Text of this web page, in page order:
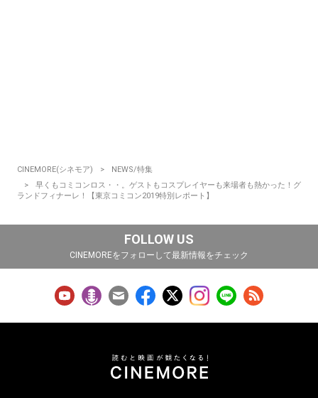
CINEMORE(シネモア)
NEWS/特集
早くもコミコンロス・・。ゲストもコスプレイヤーも来場者も熱かった！グ
ランドフィナーレ！【東京コミコン2019特別レポート】
FOLLOW US
CINEMOREをフォローして最新情報をチェック